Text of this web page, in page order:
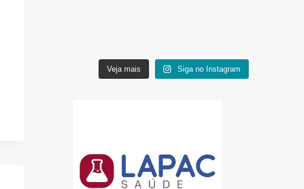
Veja mais Siga no Instagram